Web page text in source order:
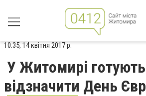
10:35, 14 квітня 2017 р.
У Житомирі
відзначити День